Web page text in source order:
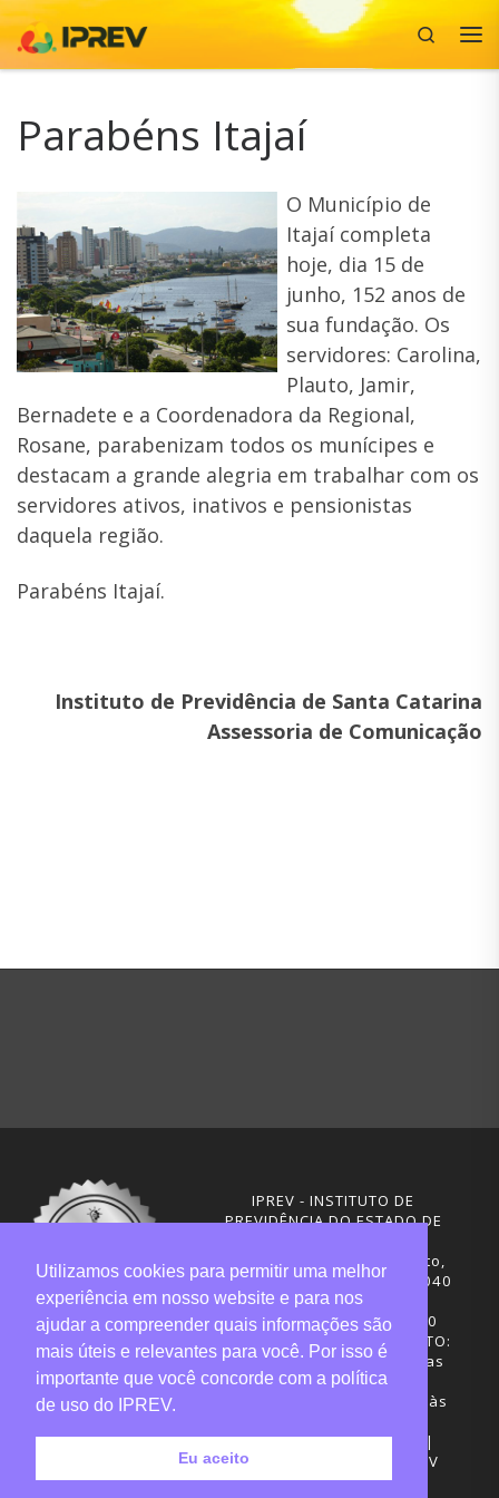
Skip to content
Search
Parabéns Itajaí
O Município de
Itajaí completa
hoje, dia 15 de
junho, 152 anos de
sua fundação. Os
servidores: Carolina,
Plauto, Jamir,
Bernadete e a Coordenadora da Regional,
Rosane, parabenizam todos os munícipes e
destacam a grande alegria em trabalhar com os
servidores ativos, inativos e pensionistas
daquela região.
Parabéns Itajaí.
Instituto de Previdência de Santa Catarina
Assessoria de Comunicação
IPREV - INSTITUTO DE
PREVIDÊNCIA DO ESTADO DE
Rua Visconde de Ouro Preto,
291 – Centro - CEP: 88020-040
Florianópolis - SC
Telefones: (48) 3665-4600
HORÁRIO DE FUNCIONAMENTO:
Central de Atendimento: das
12h30 às 18h
Sede administrativa: 7h30 às
Desenvolvimento: CIASC |
Gestão do conteúdo: IPREV
Utilizamos cookies para permitir uma melhor
experiência em nosso website e para nos
ajudar a compreender quais informações são
mais úteis e relevantes para você. Por isso é
importante que você concorde com a política
de uso do IPREV.
Eu aceito